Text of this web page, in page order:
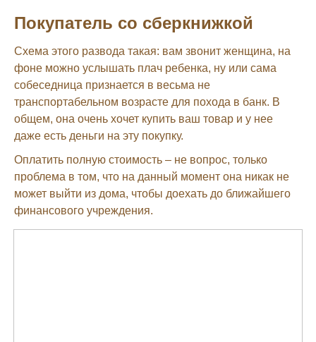
Покупатель со сберкнижкой
Схема этого развода такая: вам звонит женщина, на
фоне можно услышать плач ребенка, ну или сама
собеседница признается в весьма не
транспортабельном возрасте для похода в банк. В
общем, она очень хочет купить ваш товар и у нее
даже есть деньги на эту покупку.
Оплатить полную стоимость – не вопрос, только
проблема в том, что на данный момент она никак не
может выйти из дома, чтобы доехать до ближайшего
финансового учреждения.